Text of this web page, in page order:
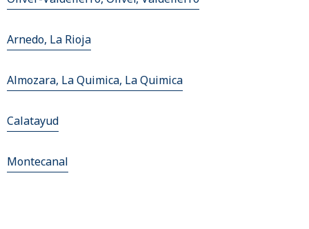
Arnedo, La Rioja
Almozara, La Quimica, La Quimica
Calatayud
Montecanal